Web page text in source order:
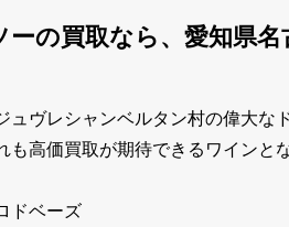
の買取なら、愛知県
ュヴレシャンベルタン村の偉大
も高価買取が期待できるワインと
ドベーズ